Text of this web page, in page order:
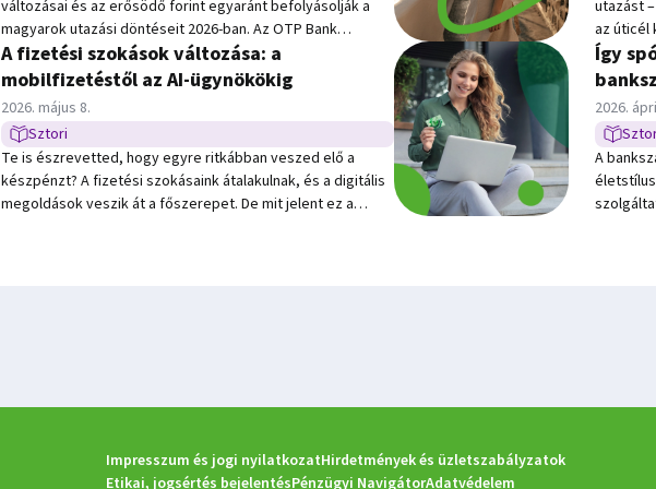
változásai és az erősödő forint egyaránt befolyásolják a
magyarok utazási döntéseit 2026-ban. Az OTP Bank
Podcast legújabb adásában Sigmond Árpád és Hermann
Bernadett, az Mfor.hu vezető szerkesztője beszélgetett
Molnár Judittal, az OTP Travel ügyvezetőjével. A
beszélgetés középpontjában az idei nyári utazási trendek,
a közel-keleti geopolitikai események, a legnépszerűbb úti
célok, valamint a repülőjegyárak alakulása állt.
utazást
az úticél
legalább
Bank
készül
A fizetési szokások változása: a
mobilfizetéstől az AI‑ügynökökig
Közzétéve:
2026. május 8.
Sztori
Sztori típusú hír
Te is észrevetted, hogy egyre ritkábban veszed elő a
készpénzt? A fizetési szokásaink átalakulnak, és a digitális
megoldások veszik át a főszerepet. De mit jelent ez a
Így
2026.
Sztori
A
Impresszum és jogi nyilatkozatHirdetmények és üzletszabályzatok
Etikai, jogsértés bejelentésPénzügyi NavigátorAdatvédelem